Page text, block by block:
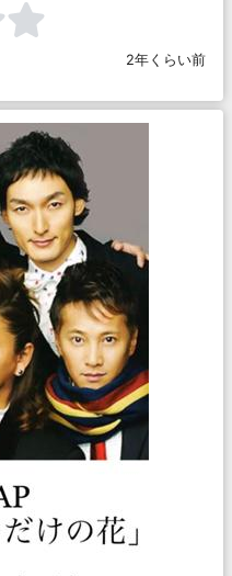
2年くらい前